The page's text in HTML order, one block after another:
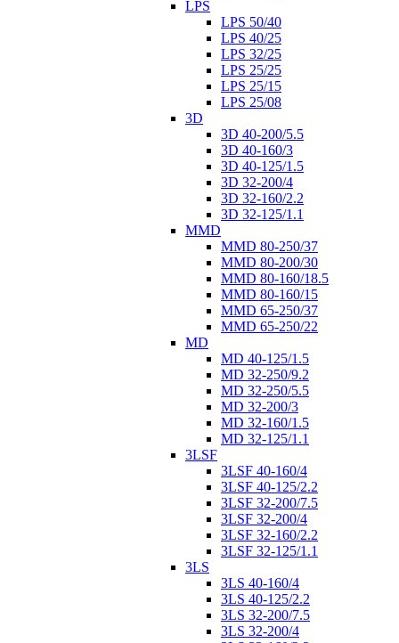
LPS
LPS 50/40
LPS 40/25
LPS 32/25
LPS 25/25
LPS 25/15
LPS 25/08
3D
3D 40-200/5.5
3D 40-160/3
3D 40-125/1.5
3D 32-200/4
3D 32-160/2.2
3D 32-125/1.1
MMD
MMD 80-250/37
MMD 80-200/30
MMD 80-160/18.5
MMD 80-160/15
MMD 65-250/37
MMD 65-250/22
MD
MD 40-125/1.5
MD 32-250/9.2
MD 32-250/5.5
MD 32-200/3
MD 32-160/1.5
MD 32-125/1.1
3LSF
3LSF 40-160/4
3LSF 40-125/2.2
3LSF 32-200/7.5
3LSF 32-200/4
3LSF 32-160/2.2
3LSF 32-125/1.1
3LS
3LS 40-160/4
3LS 40-125/2.2
3LS 32-200/7.5
3LS 32-200/4